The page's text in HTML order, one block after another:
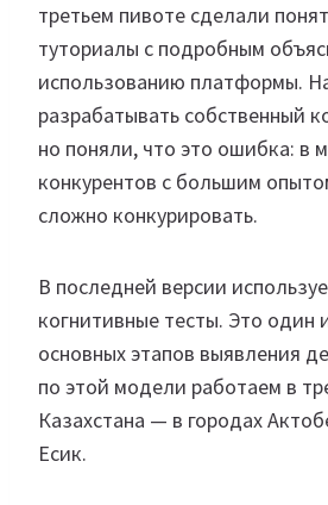
третьем пивоте сделали
туториалы с подробным
использованию платформы.
разрабатывать собственный
но поняли, что это ошибка: в
конкурентов с большим
сложно конкурировать.
В последней версии
когнитивные тесты. Это один
основных этапов выявления
по этой модели работаем в
Казахстана — в городах
Есик.